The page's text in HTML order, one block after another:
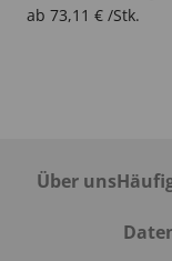
ab 73,11 € /Stk.
Über uns